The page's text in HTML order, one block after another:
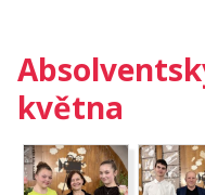
května